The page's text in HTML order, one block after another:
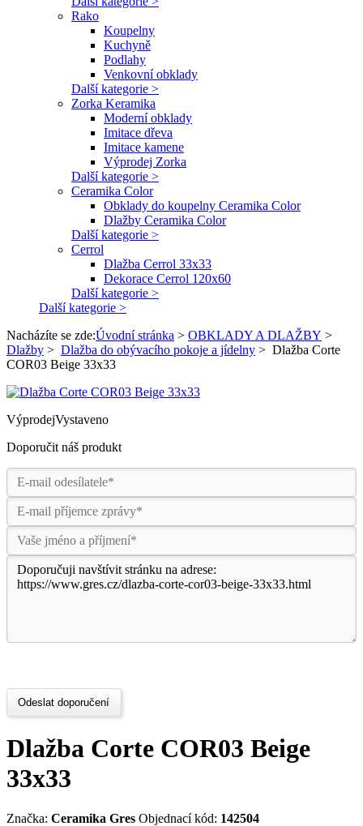
Rako
Koupelny
Kuchyně
Podlahy
Venkovní obklady
Další kategorie >
Zorka Keramika
Moderní obklady
Imitace dřeva
Imitace kamene
Výprodej Zorka
Další kategorie >
Ceramika Color
Obklady do koupelny Ceramika Color
Dlažby Ceramika Color
Další kategorie >
Cerrol
Dlažba Cerrol 33x33
Dekorace Cerrol 120x60
Další kategorie >
Další kategorie >
Nacházíte se zde:Úvodní stránka > OBKLADY A DLAŽBY >
Dlažby > Dlažba do obývacího pokoje a jídelny > Dlažba Corte
COR03 Beige 33x33
VýprodejVystaveno
Doporučit náš produkt
Odeslat doporučení
Dlažba Corte COR03 Beige
33x33
Značka: Ceramika Gres Objednací kód: 142504